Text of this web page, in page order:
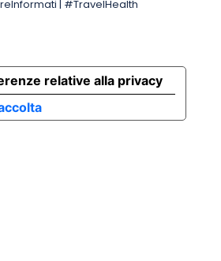
| #TravelHealth
relative alla privacy